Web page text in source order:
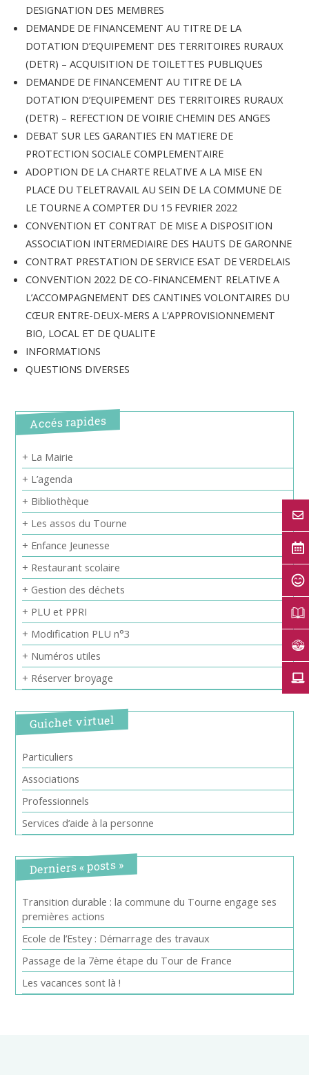
DESIGNATION DES MEMBRES
DEMANDE DE FINANCEMENT AU TITRE DE LA
DOTATION D’EQUIPEMENT DES TERRITOIRES RURAUX
(DETR) – ACQUISITION DE TOILETTES PUBLIQUES
DEMANDE DE FINANCEMENT AU TITRE DE LA
DOTATION D’EQUIPEMENT DES TERRITOIRES RURAUX
(DETR) – REFECTION DE VOIRIE CHEMIN DES ANGES
DEBAT SUR LES GARANTIES EN MATIERE DE
PROTECTION SOCIALE COMPLEMENTAIRE
ADOPTION DE LA CHARTE RELATIVE A LA MISE EN
PLACE DU TELETRAVAIL AU SEIN DE LA COMMUNE DE
LE TOURNE A COMPTER DU 15 FEVRIER 2022
CONVENTION ET CONTRAT DE MISE A DISPOSITION
ASSOCIATION INTERMEDIAIRE DES HAUTS DE GARONNE
CONTRAT PRESTATION DE SERVICE ESAT DE VERDELAIS
CONVENTION 2022 DE CO-FINANCEMENT RELATIVE A
L’ACCOMPAGNEMENT DES CANTINES VOLONTAIRES DU
CŒUR ENTRE-DEUX-MERS A L’APPROVISIONNEMENT
BIO, LOCAL ET DE QUALITE
INFORMATIONS
QUESTIONS DIVERSES
Accés rapides
+ La Mairie
+ L’agenda
+ Bibliothèque
+ Les assos du Tourne
+ Enfance Jeunesse
+ Restaurant scolaire
+ Gestion des déchets
+ PLU et PPRI
+ Modification PLU n°3
+ Numéros utiles
+ Réserver broyage
Guichet virtuel
Particuliers
Associations
Professionnels
Services d’aide à la personne
Derniers « posts »
Transition durable : la commune du Tourne engage ses
premières actions
Ecole de l’Estey : Démarrage des travaux
Passage de la 7ème étape du Tour de France
Les vacances sont là !